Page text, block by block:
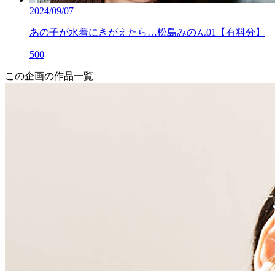
2024/09/07
あの子が水着にきがえたら…松島みのん01【有料分】
500
この企画の作品一覧